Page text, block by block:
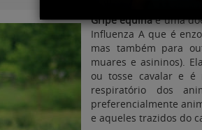
Gripe equinaé uma
Influenza A que é
mas também para
muares e asininos).
ou tosse cavalar e é
respiratório dos
preferencialmente
e aqueles trazidos do